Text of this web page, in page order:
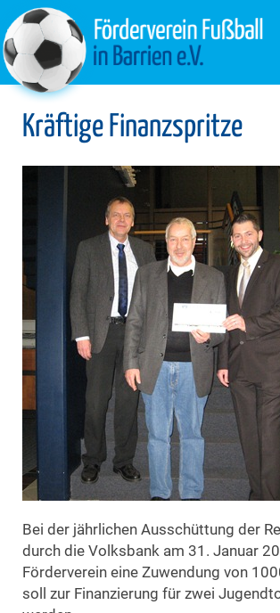
Kräftige Finanzspritze
Bei der jährlichen Ausschüttung der
durch die Volksbank am 31. Januar
Förderverein eine Zuwendung von
soll zur Finanzierung für zwei